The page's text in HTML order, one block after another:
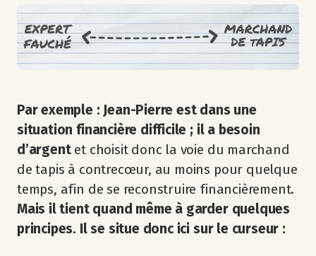
Par exemple : Jean-Pierre est dans une
situation financière difficile ; il a besoin
d’argentet choisit donc la voie du marchand
de tapis à contrecœur, au moins pour quelque
temps, afin de se reconstruire financièrement.
Mais il tient quand même à garder quelques
principes. Il se situe donc ici sur le curseur :